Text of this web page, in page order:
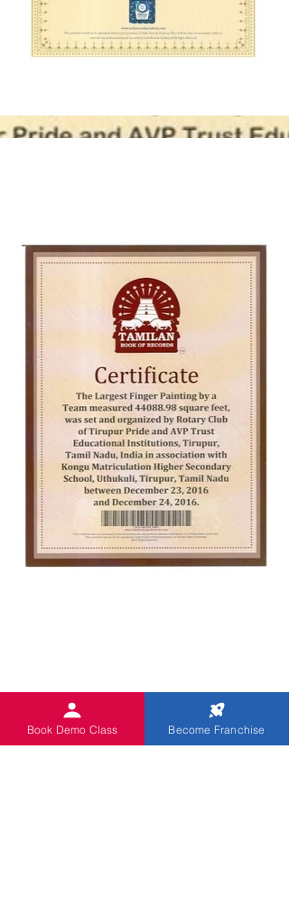
Was ist für den
Book Demo Class Become Franchise